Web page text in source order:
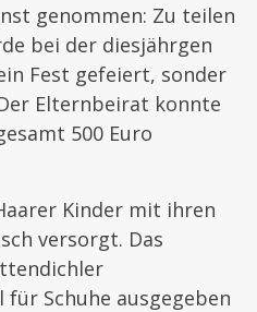
genommen: Zu teilen
bei der diesjährgen
Fest gefeiert, sonder
Elternbeirat konnte
500 Euro
Kinder mit ihren
versorgt. Das
Schuhe ausgegeben